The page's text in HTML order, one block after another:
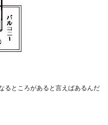
るところがあると言えばあるんだ